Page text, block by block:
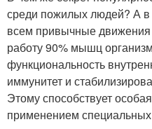
среди пожилых людей? А
всем привычные
работу 90% мышц
функциональность
иммунитет и
Этому способствует
применением